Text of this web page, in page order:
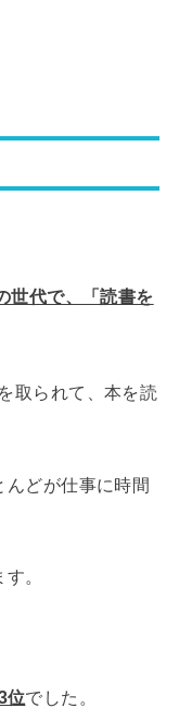
代で、
「読書を
取られて、本を読
んどが仕事に時間
。
位でした。